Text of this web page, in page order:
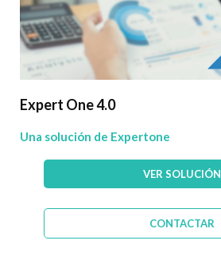
Expert One 4.0
Una solución de Expertone
VER SOLUCIÓN
CONTACTAR